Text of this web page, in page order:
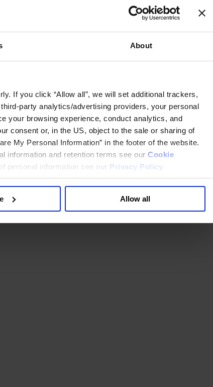
About
If you click “Allow all”, we will set additional trackers,
party analytics/advertising providers, your personal
your browsing experience, conduct analytics, and
consent or, in the US, object to the sale or sharing of
My Personal Information” in the footer of the website.
information and retention terms see our Cookie
personal information see our Privacy Policy
Allow all